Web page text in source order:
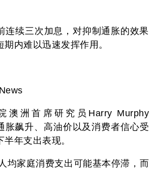
连续三次加息，对抑制通胀的效果
内难以迅速发挥作用。
澳洲首席研究员Harry Murphy
胀飙升、高油价以及消费者信心受
年支出表现。
均家庭消费支出可能基本停滞，而